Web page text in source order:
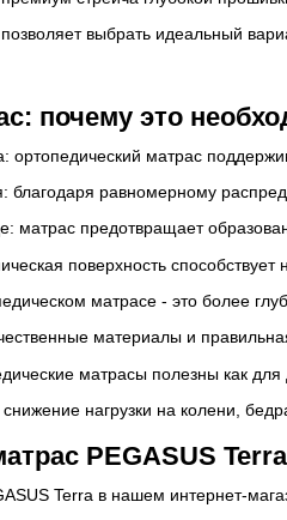
выбрать идеальный
почему это
ортопедический матрас
равномерному
матрас предотвращает
поверхность
матрасе - это более
материалы и
матрасы полезны как
нагрузки на колени,
PEGASUS
Terra в нашем интернет-